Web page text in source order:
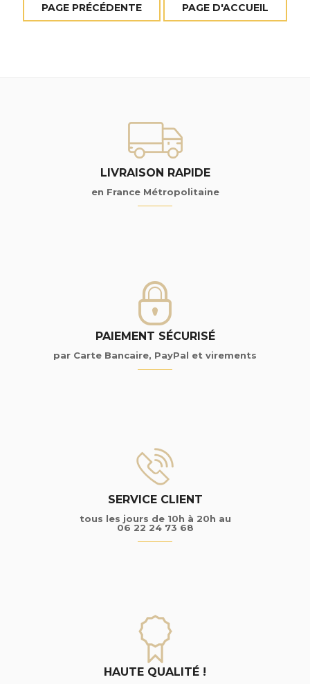
LIVRAISON RAPIDE
en France Métropolitaine
PAIEMENT SÉCURISÉ
par Carte Bancaire, PayPal et virements
SERVICE CLIENT
tous les jours de 10h à 20h au
06 22 24 73 68
HAUTE QUALITÉ !